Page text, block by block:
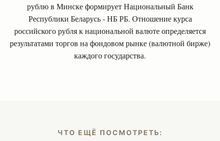
рублю в Минске формирует Национальный Банк
Республики Беларусь - НБ РБ. Отношение курса
российского рубля к национальной валюте определяется
результатами торгов на фондовом рынке (валютной бирже)
каждого государства.
ЧТО ЕЩЁ ПОСМОТРЕТЬ: